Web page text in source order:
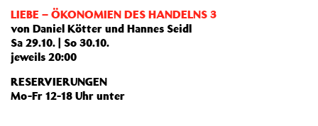
LIEBE – ÖKONOMIEN DES HANDELNS 3
von Daniel Kötter und Hannes Seidl
Sa 29.10. | So 30.10.
jeweils 20:00
RESERVIERUNGEN
Mo-Fr 12-18 Uhr unter